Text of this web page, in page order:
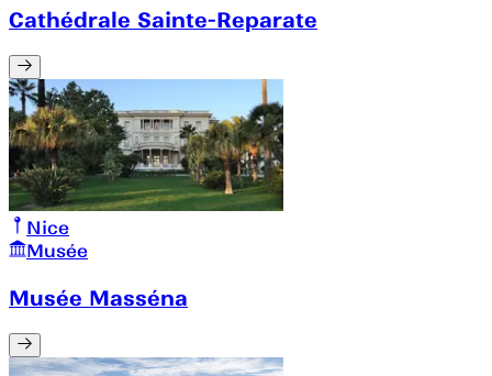
Cathédrale Sainte-Reparate
Nice
Musée
Musée Masséna